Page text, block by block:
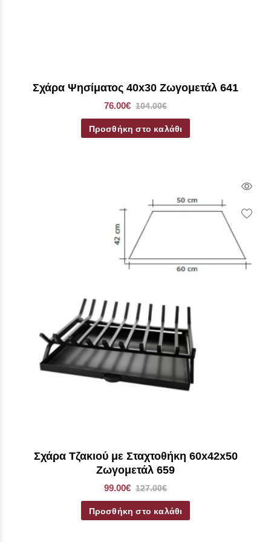
Σχάρα Ψησίματος 40x30 Ζωγομετάλ 641
76.00€ 104.00€
Προσθήκη στο καλάθι
Σχάρα Τζακιού με Σταχτοθήκη 60x42x50
Ζωγομετάλ 659
99.00€ 127.00€
Προσθήκη στο καλάθι